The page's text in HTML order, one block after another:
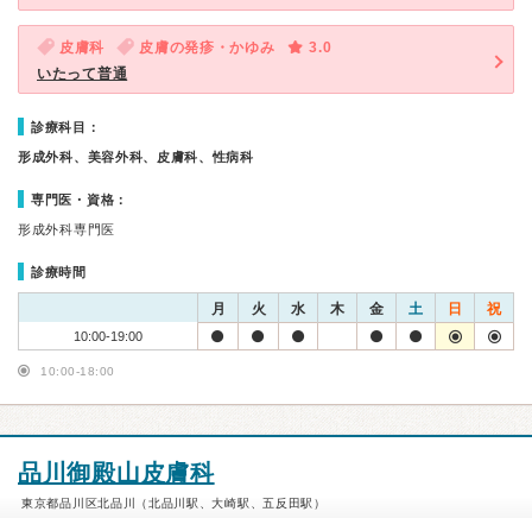
皮膚科 皮膚の発疹・かゆみ
3.0
いたって普通
診療科目：
形成外科、美容外科、皮膚科、性病科
専門医・資格：
形成外科専門医
診療時間
月 火 水 木 金 土 日 祝
10:00-19:00
10:00-18:00
品川御殿山皮膚科
東京都品川区北品川（北品川駅、大崎駅、五反田駅）